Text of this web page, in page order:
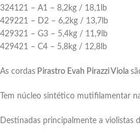
324121 – A1 – 8,2kg / 18,1lb
429221 – D2 – 6,2kg / 13,7lb
429321 – G3 – 5,4kg / 11,9lb
429421 – C4 – 5,8kg / 12,8lb
As cordas Pirastro Evah Pirazzi Viola
Tem núcleo sintético mutifilamentar
Destinadas principalmente a violistas